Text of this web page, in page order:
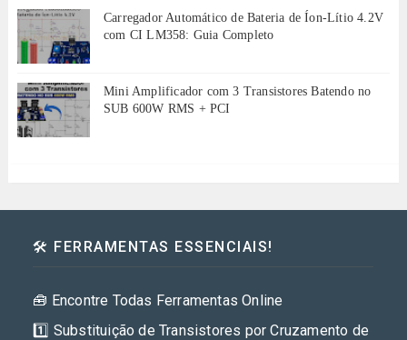
Carregador Automático de Bateria de Íon-Lítio 4.2V
com CI LM358: Guia Completo
Mini Amplificador com 3 Transistores Batendo no
SUB 600W RMS + PCI
🛠️ FERRAMENTAS ESSENCIAIS!
🧰 Encontre Todas Ferramentas Online
1️⃣ Substituição de Transistores por Cruzamento de